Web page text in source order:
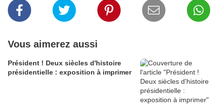
Vous aimerez aussi
Président ! Deux siècles d'histoire
présidentielle : exposition à imprimer